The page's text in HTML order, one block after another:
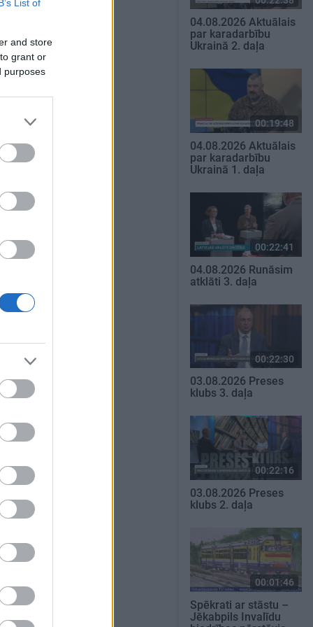
List of
and store
grant or
purposes
04.08.2026 Aktuālais
par karadarbību
Ukrainā 2. daļa
00:19:48
04.08.2026 Aktuālais
par karadarbību
Ukrainā 1. daļa
00:22:41
04.08.2026 Runāsim
atklāti 3. daļa
00:22:30
03.08.2026 Preses
klubs 3. daļa
00:22:16
03.08.2026 Preses
klubs 2. daļa
00:01:46
Spēkrati ar stāstu –
Jēkabpils Invalīdu